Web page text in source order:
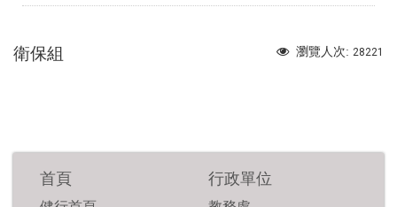
瀏覽人次: 28221
衛保組
首頁 行政單位